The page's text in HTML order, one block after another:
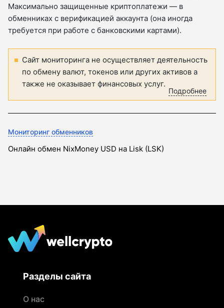
Максимально защищенные криптоплатежи — в
обменниках с верификацией аккаунта (она иногда
требуется при работе с банковскими картами).
Сайт мониторинга не осуществляет деятельность
по обмену валют, токенов или других активов а
также не оказывает финансовых услуг.
Подробнее
Мониторинг обменников
Онлайн обмен NixMoney USD на Lisk (LSK)
Разделы сайта
О нас